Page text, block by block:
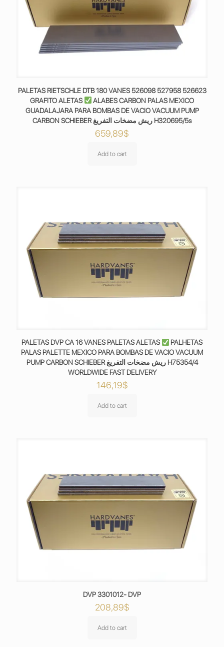
PALETAS RIETSCHLE DTB 180 VANES 526098 527958 526623
GRAFITO ALETAS
ALABES CARBON PALAS MEXICO
GUADALAJARA PARA BOMBAS DE VACIO VACUUM PUMP
CARBON SCHIEBER ريش مضخات التفريغ H320695/5s
659,89$
Add to cart
PALETAS DVP CA 16 VANES PALETAS ALETAS
PALHETAS
PALAS PALETTE MEXICO PARA BOMBAS DE VACIO VACUUM
PUMP CARBON SCHIEBER ريش مضخات التفريغ H75354/4
WORLDWIDE FAST DELIVERY
146,19$
Add to cart
DVP 3301012- DVP
208,89$
Add to cart